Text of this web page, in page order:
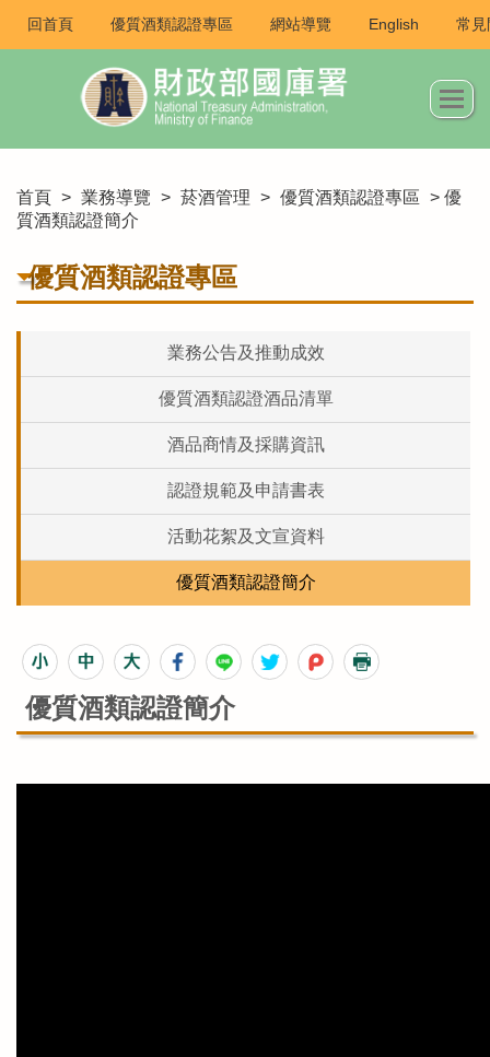
回首頁 優質酒類認證專區 網站導覽 English 常見
首頁 > 業務導覽 > 菸酒管理 > 優質酒類認證專區 > 優
質酒類認證簡介
優質酒類認證專區
業務公告及推動成效
優質酒類認證酒品清單
酒品商情及採購資訊
認證規範及申請書表
活動花絮及文宣資料
優質酒類認證簡介
優質酒類認證簡介